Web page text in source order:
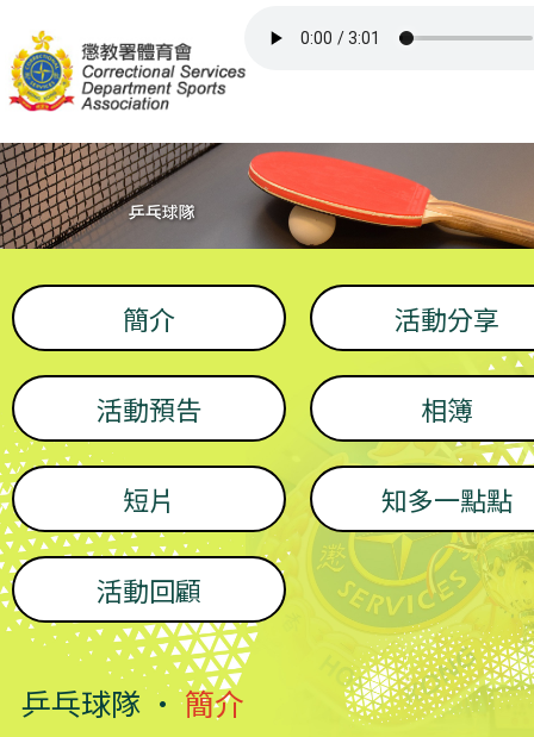
主頁
比賽/活動
屬會網頁
其他資訊
簡介 活動分享
活動預告 相簿
短片 知多一點點
活動回顧
乒乓球隊 •簡介